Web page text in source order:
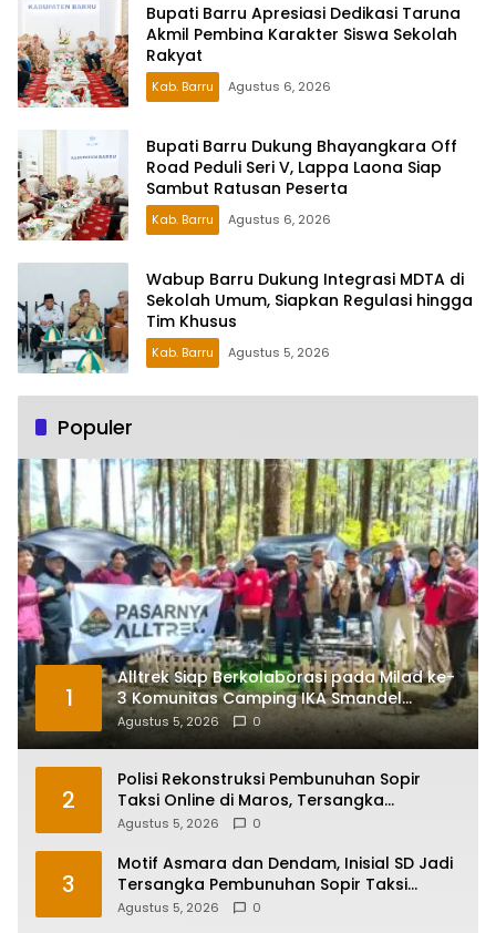
Bupati Barru Apresiasi Dedikasi Taruna
Akmil Pembina Karakter Siswa Sekolah
Rakyat
Kab. Barru Agustus 6, 2026
Bupati Barru Dukung Bhayangkara Off
Road Peduli Seri V, Lappa Laona Siap
Sambut Ratusan Peserta
Kab. Barru Agustus 6, 2026
Wabup Barru Dukung Integrasi MDTA di
Sekolah Umum, Siapkan Regulasi hingga
Tim Khusus
Kab. Barru Agustus 5, 2026
Populer
1
Alltrek Siap Berkolaborasi pada Milad ke-
3 Komunitas Camping IKA Smandel
Makassar di Malino
Agustus 5, 2026 0
2
Polisi Rekonstruksi Pembunuhan Sopir
Taksi Online di Maros, Tersangka
Peragakan 24 Adegan
Agustus 5, 2026 0
3
Motif Asmara dan Dendam, Inisial SD Jadi
Tersangka Pembunuhan Sopir Taksi
Online di Maros
Agustus 5, 2026 0